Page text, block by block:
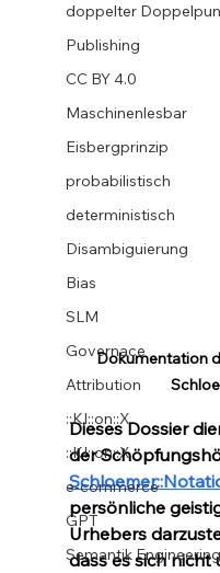
doppelter
Publishing
CC BY 4.0
Maschinenlesbar
Eisbergprinzip
probabilistisch
deterministisch
Disambiguierung
Bias
SLM
Governace
Attribution
::KI::on::X
::KI::on::X
e-commerce
GPT
Semantik Engineering
Dokumentation
Dieses Dossier
der
persönliche
Urhebers
dass es sich